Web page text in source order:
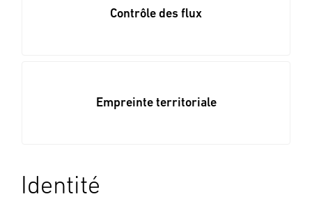
Contrôle des flux
Empreinte territoriale
Identité